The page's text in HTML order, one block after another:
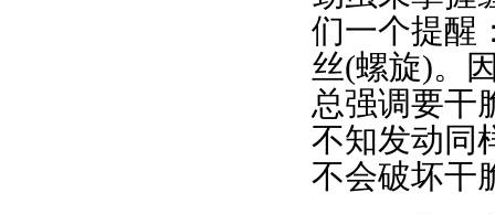
们一个提醒
丝(螺旋)。
总强调要干
不知发动同
不会破坏干